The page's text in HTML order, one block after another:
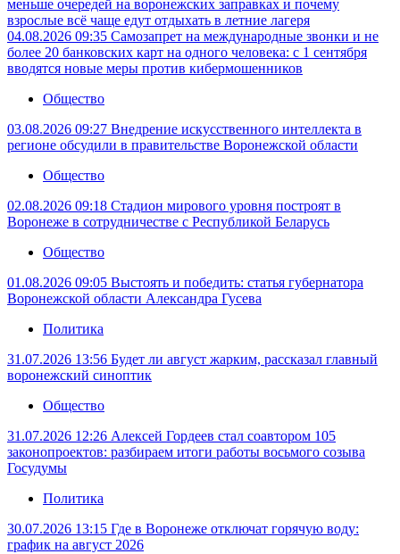
меньше очередей на воронежских заправках и почему
взрослые всё чаще едут отдыхать в летние лагеря
04.08.2026 09:35 Самозапрет на международные звонки и не
более 20 банковских карт на одного человека: с 1 сентября
вводятся новые меры против кибермошенников
Общество
03.08.2026 09:27 Внедрение искусственного интеллекта в
регионе обсудили в правительстве Воронежской области
Общество
02.08.2026 09:18 Стадион мирового уровня построят в
Воронеже в сотрудничестве с Республикой Беларусь
Общество
01.08.2026 09:05 Выстоять и победить: статья губернатора
Воронежской области Александра Гусева
Политика
31.07.2026 13:56 Будет ли август жарким, рассказал главный
воронежский синоптик
Общество
31.07.2026 12:26 Алексей Гордеев стал соавтором 105
законопроектов: разбираем итоги работы восьмого созыва
Госудумы
Политика
30.07.2026 13:15 Где в Воронеже отключат горячую воду:
график на август 2026